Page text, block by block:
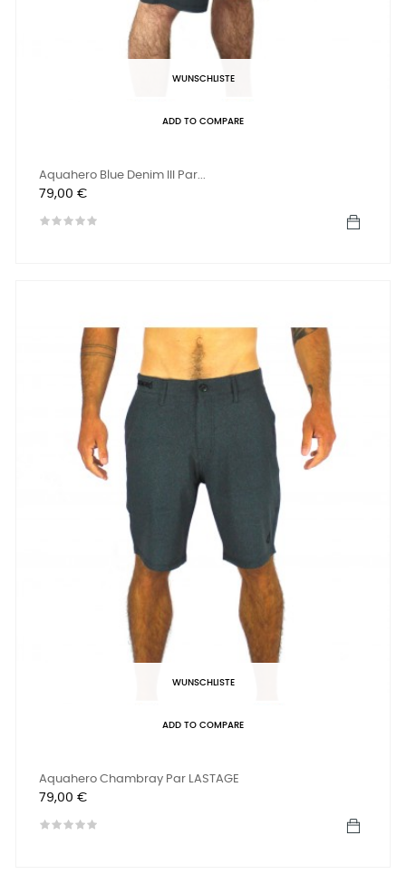
WUNSCHLISTE
ADD TO COMPARE
Aquahero Blue Denim III Par...
Preis
79,00 €
WUNSCHLISTE
ADD TO COMPARE
Aquahero Chambray Par LASTAGE
Preis
79,00 €